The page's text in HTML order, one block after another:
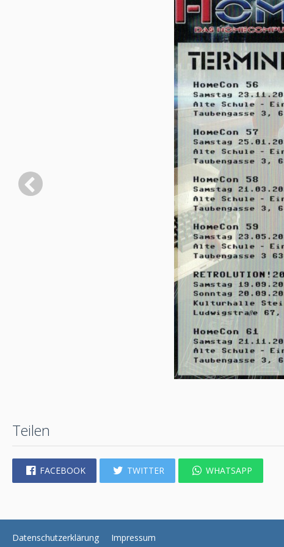
Teilen
FACEBOOK TWITTER WHATSAPP
Datenschutzerklärung Impressum